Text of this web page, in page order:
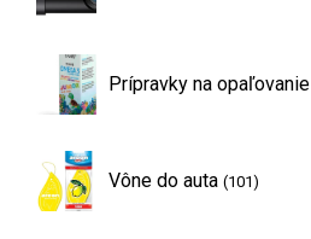
Prípravky na opaľovanie
Vône do auta (101)